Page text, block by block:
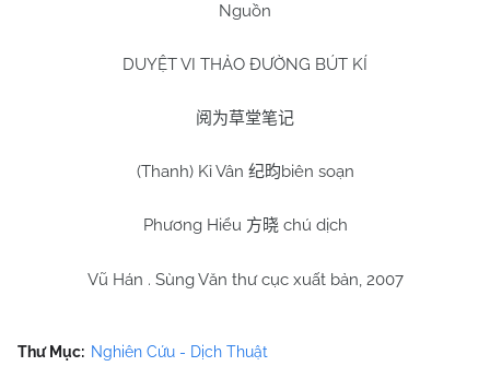
Nguồn
DUYỆT VI THẢO ĐƯỜNG BÚT KÍ
阅为草堂笔记
(Thanh) Kỉ Vân 纪昀biên soạn
Phương Hiểu 方晓chú dịch
Vũ Hán . Sùng Văn thư cục xuất bản, 2007
Thư Mục: Nghiên Cứu - Dịch Thuật